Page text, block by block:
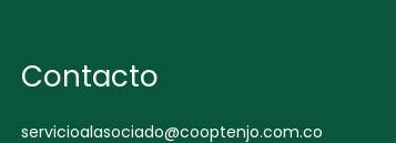
Contacto
servicioalasociado@cooptenjo.com.co